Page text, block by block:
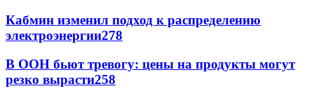
Кабмин изменил подход к распределению
электроэнергии278
В ООН бьют тревогу: цены на продукты могут
резко вырасти258